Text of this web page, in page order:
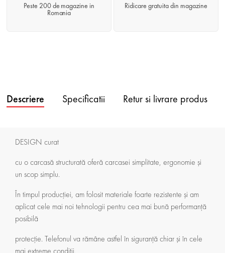
Peste 200 de magazine in
Romania
Ridicare gratuita din magazine
Descriere Specificatii Retur si livrare produs
DESIGN curat
cu o carcasă structurată oferă carcasei simplitate, ergonomie și
un scop simplu.
În timpul producției, am folosit materiale foarte rezistente și am
aplicat cele mai noi tehnologii pentru cea mai bună performanță
posibilă
protecţie. Telefonul va rămâne astfel în siguranță chiar și în cele
mai extreme condiții.